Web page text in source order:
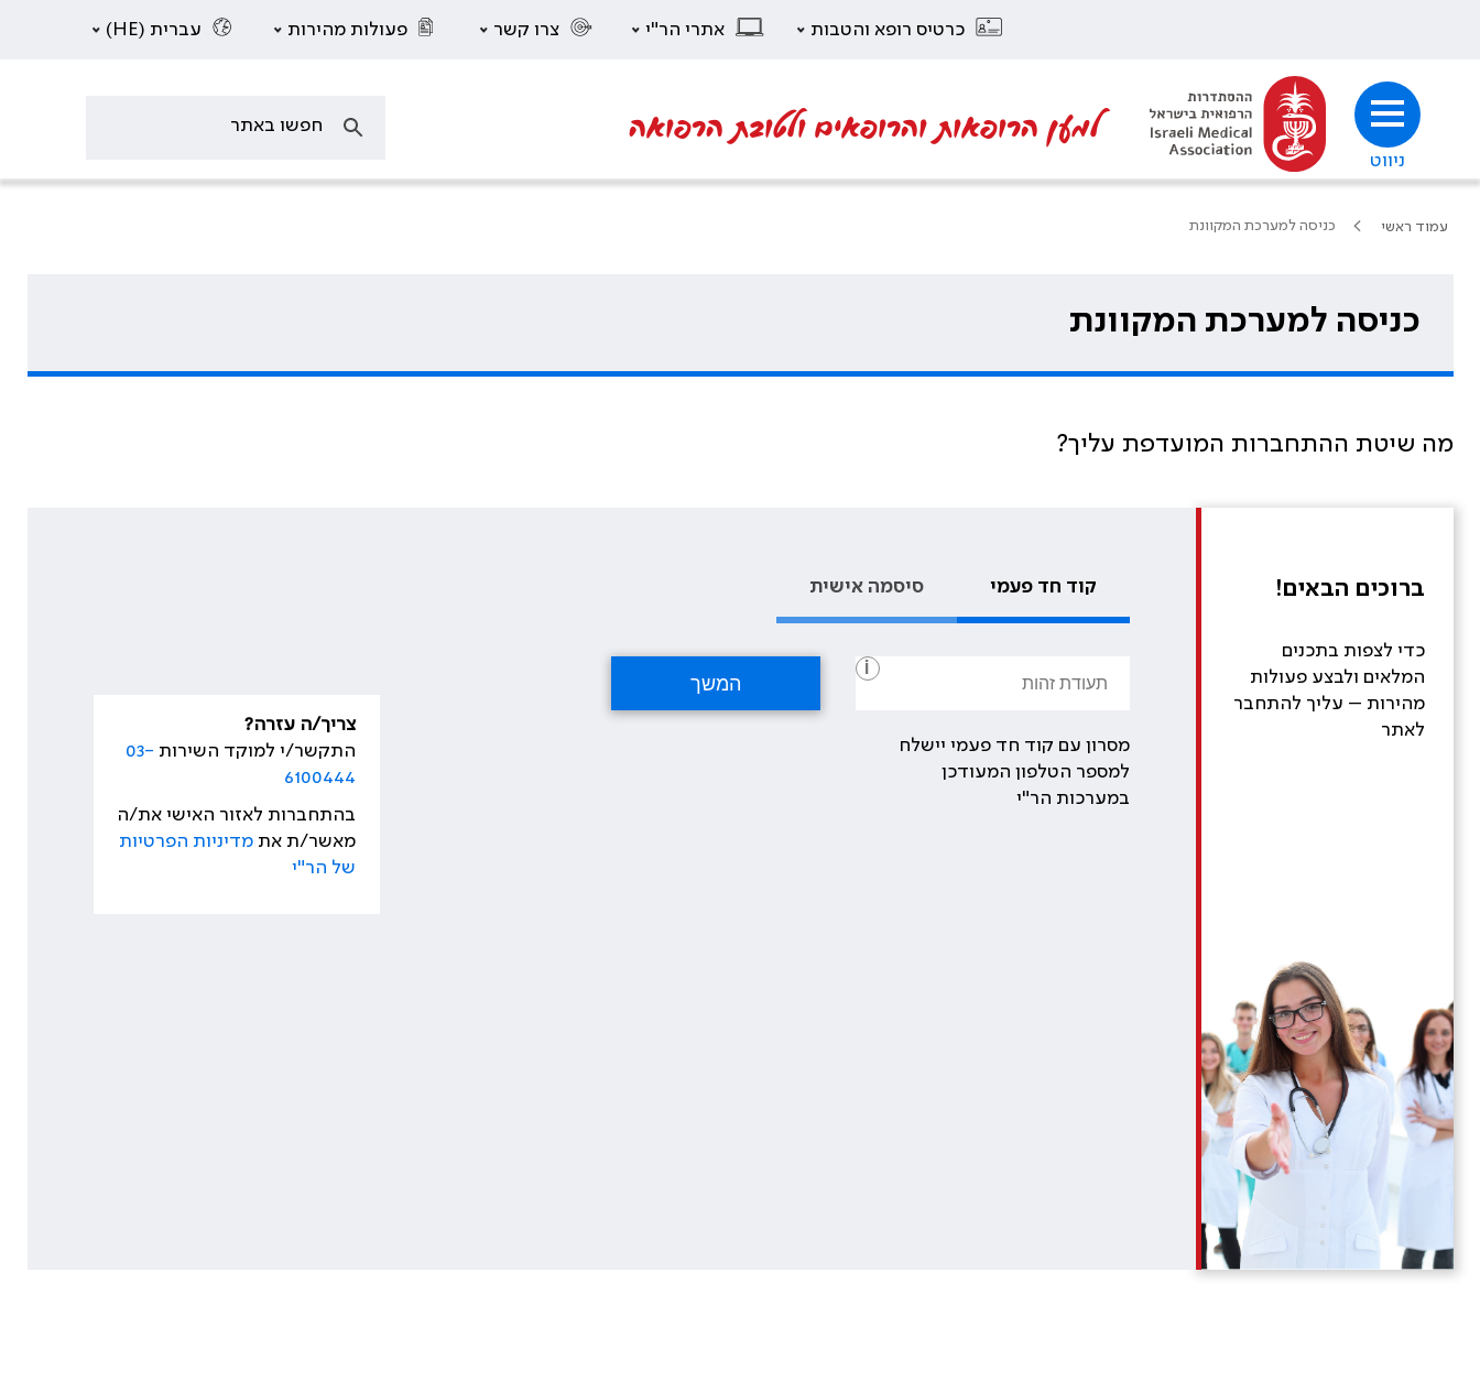
כרטיס רופא והטבות אתרי הר"י צרו קשר פעולות מהירות עברית (HE)
ניווט
למען הרופאות והרופאים ולטובת הרפואה
עמוד ראשי כניסה למערכת המקוונת
כניסה למערכת המקוונת
מה שיטת ההתחברות המועדפת עליך?
ברוכים הבאים!
כדי לצפות בתכנים
המלאים ולבצע פעולות
מהירות – עליך להתחבר
לאתר
קוד חד פעמי סיסמה אישית
i
מסרון עם קוד חד פעמי יישלח
למספר הטלפון המעודכן
במערכות הר"י
צריך/ה עזרה?
התקשר/י למוקד השירות 03-
6100444
בהתחברות לאזור האישי את/ה
מאשר/ת אתמדיניות הפרטיות
של הר"י